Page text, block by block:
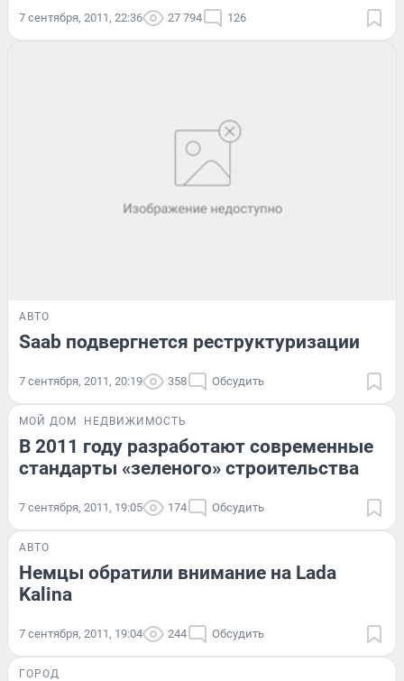
7 сентября, 2011, 22:36 27 794 126
АВТО
Saab подвергнется реструктуризации
7 сентября, 2011, 20:19 358 Обсудить
МОЙ ДОМ НЕДВИЖИМОСТЬ
В 2011 году разработают современные
стандарты «зеленого» строительства
7 сентября, 2011, 19:05 174 Обсудить
АВТО
Немцы обратили внимание на Lada
Kalina
7 сентября, 2011, 19:04 244 Обсудить
ГОРОД